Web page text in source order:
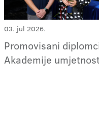
03. jul 2026.
Promovisani
Akademije